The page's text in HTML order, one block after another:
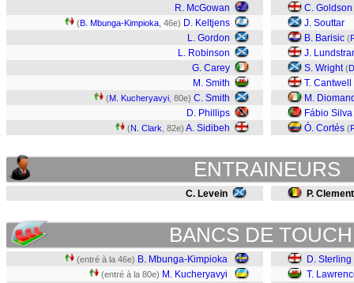
R. McGowan
(B. Mbunga-Kimpioka , 46e) D. Keltjens
L. Gordon
L. Robinson
G. Carey
M. Smith
(M. Kucheryavyi , 80e) C. Smith
D. Phillips
(N. Clark , 82e) A. Sidibeh
C. Goldson
J. Souttar
B. Barisic (
J.
S. Wright (
T. Cantwell
M.
Fábio Silva
Ó. Cortés (
ENTRAINEURS
C. Levein P. Clement
BANCS DE
(entré à la 46e) B. Mbunga-Kimpioka
(entré à la 80e) M. Kucheryavyi
D. Sterling
T.